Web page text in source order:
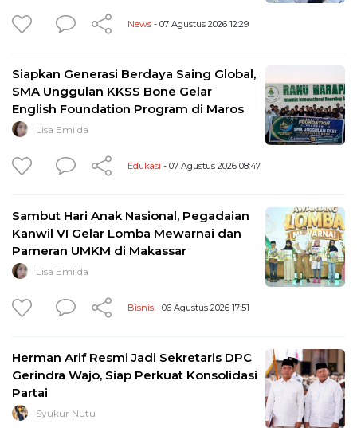
News - 07 Agustus 2026 12:29
Siapkan Generasi Berdaya Saing Global,
SMA Unggulan KKSS Bone Gelar
English Foundation Program di Maros
Lisa Emilda
Edukasi - 07 Agustus 2026 08:47
Sambut Hari Anak Nasional, Pegadaian
Kanwil VI Gelar Lomba Mewarnai dan
Pameran UMKM di Makassar
Lisa Emilda
Bisnis - 06 Agustus 2026 17:51
Herman Arif Resmi Jadi Sekretaris DPC
Gerindra Wajo, Siap Perkuat Konsolidasi
Partai
Syukur Nutu